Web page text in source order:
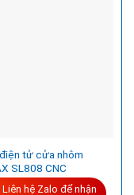
tử cửa nhôm
SL808 CNC
Liên hệ Zalo để nhận